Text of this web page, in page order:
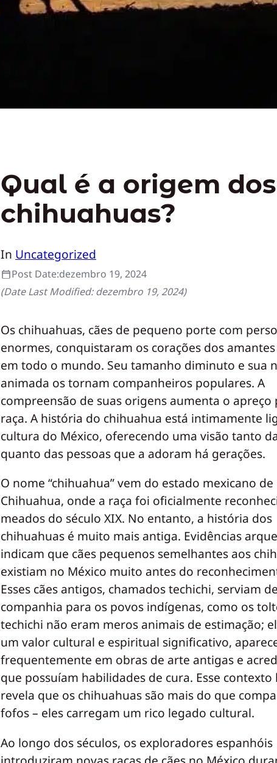
Qual é a origem dos
chihuahuas?
In Uncategorized
Post Date:dezembro 19, 2024
(Date Last Modified:dezembro 19, 2024)
Os chihuahuas, cães de pequeno porte com
enormes, conquistaram os corações dos amantes
em todo o mundo. Seu tamanho diminuto e sua
animada os tornam companheiros populares. A
compreensão de suas origens aumenta o apreço
raça. A história do chihuahua está intimamente
cultura do México, oferecendo uma visão tanto
quanto das pessoas que a adoram há gerações.
O nome “chihuahua” vem do estado mexicano de
Chihuahua, onde a raça foi oficialmente
meados do século XIX. No entanto, a história dos
chihuahuas é muito mais antiga. Evidências
indicam que cães pequenos semelhantes aos
existiam no México muito antes do
Esses cães antigos, chamados techichi, serviam de
companhia para os povos indígenas, como os
techichi não eram meros animais de estimação;
um valor cultural e espiritual significativo,
frequentemente em obras de arte antigas e
que possuíam habilidades de cura. Esse
revela que os chihuahuas são mais do que
fofos – eles carregam um rico legado cultural.
Ao longo dos séculos, os exploradores espanhóis